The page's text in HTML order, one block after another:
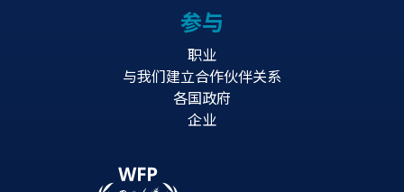
参与
职业
与我们建立合作伙伴关系
各国政府
企业